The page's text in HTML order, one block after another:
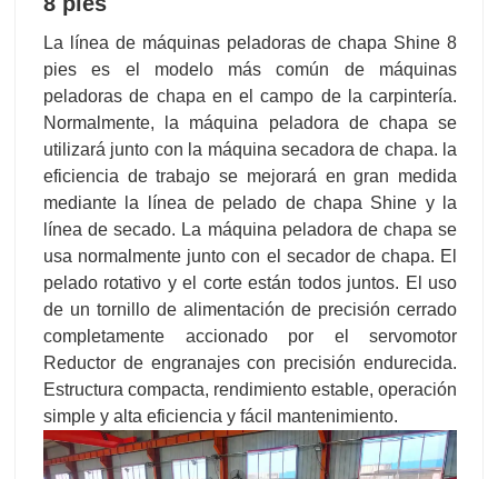
La línea de máquinas peladoras de chapa Shine 8
pies es el modelo más común de máquinas
peladoras de chapa en el campo de la carpintería.
Normalmente, la máquina peladora de chapa se
utilizará junto con la máquina secadora de chapa. la
eficiencia de trabajo se mejorará en gran medida
mediante la línea de pelado de chapa Shine y la
línea de secado. La máquina peladora de chapa se
usa normalmente junto con el secador de chapa. El
pelado rotativo y el corte están todos juntos. El uso
de un tornillo de alimentación de precisión cerrado
completamente accionado por el servomotor
Reductor de engranajes con precisión endurecida.
Estructura compacta, rendimiento estable, operación
simple y alta eficiencia y fácil mantenimiento.